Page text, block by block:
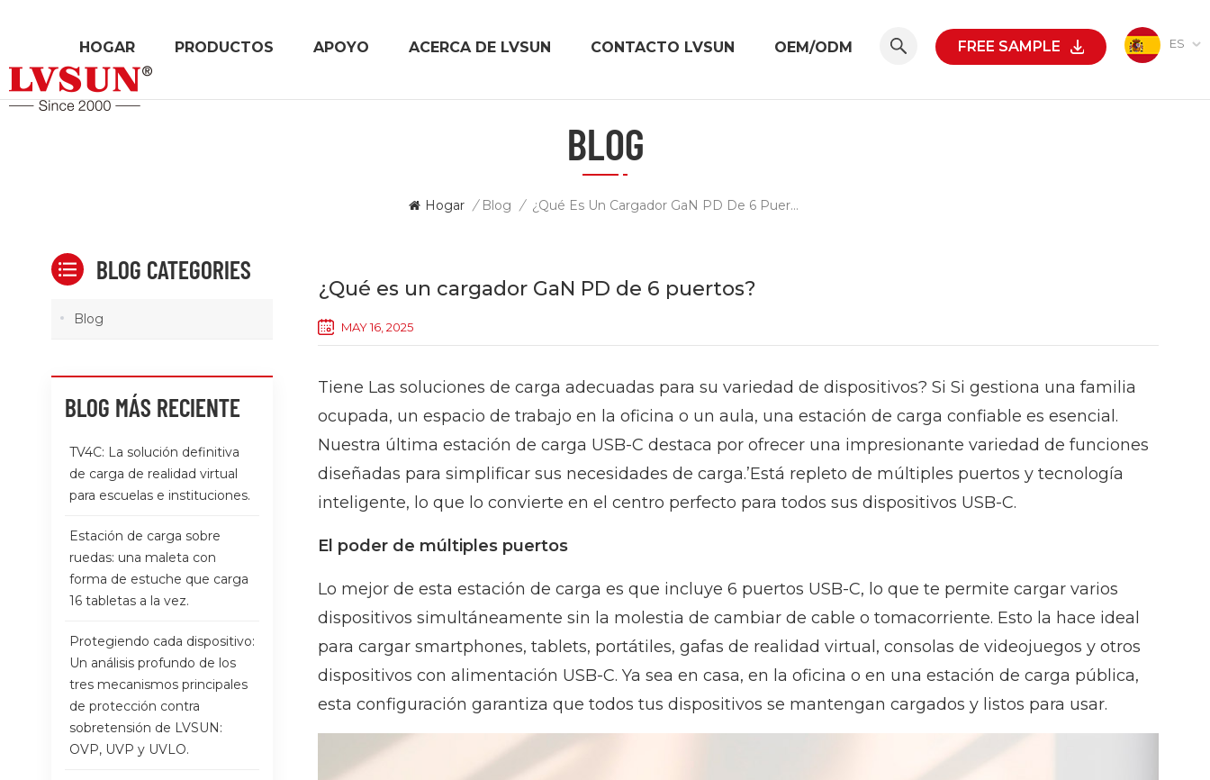
ES
FREE SAMPLE
HOGAR PRODUCTOS APOYO ACERCA DE LVSUN CONTACTO LVSUN OEM/ODM
BLOG
Hogar / Blog / ¿Qué Es Un Cargador GaN PD De 6 Puertos?
¿Qué es un cargador GaN PD de 6 puertos?
MAY 16, 2025
Tiene Las soluciones de carga adecuadas para su variedad de dispositivos? Si Si gestiona una familia
ocupada, un espacio de trabajo en la oficina o un aula, una estación de carga confiable es esencial.
Nuestra última estación de carga USB-C destaca por ofrecer una impresionante variedad de funciones
diseñadas para simplificar sus necesidades de carga.’Está repleto de múltiples puertos y tecnología
inteligente, lo que lo convierte en el centro perfecto para todos sus dispositivos USB-C.
El poder de múltiples puertos
Lo mejor de esta estación de carga es que incluye 6 puertos USB-C, lo que te permite cargar varios
dispositivos simultáneamente sin la molestia de cambiar de cable o tomacorriente. Esto la hace ideal
para cargar smartphones, tablets, portátiles, gafas de realidad virtual, consolas de videojuegos y otros
dispositivos con alimentación USB-C. Ya sea en casa, en la oficina o en una estación de carga pública,
esta configuración garantiza que todos tus dispositivos se mantengan cargados y listos para usar.
BLOG CATEGORIES
Blog
BLOG MÁS RECIENTE
TV4C: La solución definitiva
de carga de realidad virtual
para escuelas e instituciones.
Estación de carga sobre
ruedas: una maleta con
forma de estuche que carga
16 tabletas a la vez.
Protegiendo cada dispositivo:
Un análisis profundo de los
tres mecanismos principales
de protección contra
sobretensión de LVSUN:
OVP, UVP y UVLO.